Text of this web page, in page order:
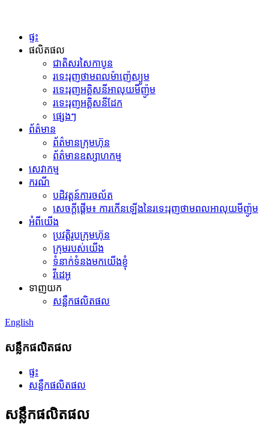
ផ្ទះ
ផលិតផល
ជាតិសរសៃកាបូន
រទេះរុញថាមពលម៉ាញ៉េស្យូម
រទេះរុញអគ្គិសនីអាលុយមីញ៉ូម
រទេះរុញអគ្គិសនីដែក
ផ្សេងៗ
ព័ត៌មាន
ព័ត៌មានក្រុមហ៊ុន
ព័ត៌មានឧស្សាហកម្ម
សេវាកម្ម
ករណី
បដិវត្តន៍​ការ​ចល័ត​
សេចក្តីផ្តើម៖ ការកើនឡើងនៃរទេះរុញថាមពលអាលុយមីញ៉ូម
អំពីយើង
ប្រវត្តិរូបក្រុមហ៊ុន
ក្រុមរបស់យើង
ទំនាក់ទំនងមកយើងខ្ញុំ
វីដេអូ
ទាញយក
សន្លឹកផលិតផល
English
សន្លឹកផលិតផល
ផ្ទះ
សន្លឹកផលិតផល
សន្លឹកផលិតផល